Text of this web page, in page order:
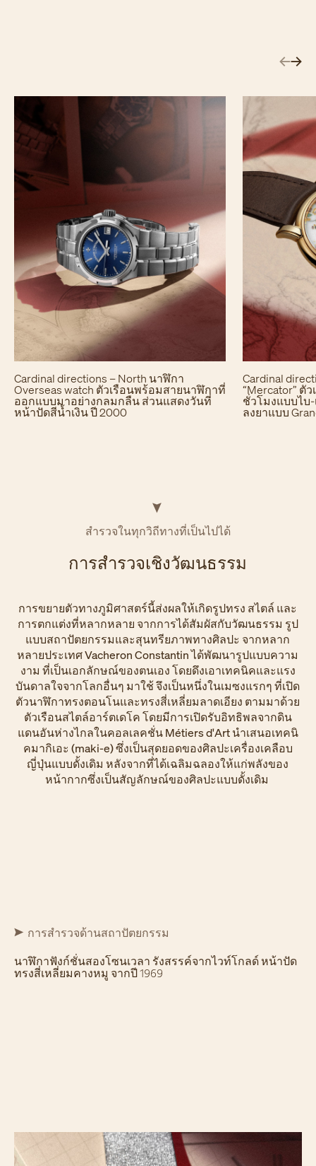
Cardinal directions – North นาฬิกา
Overseas watch ตัวเรือนพร้อมสายนาฬิกาที่
ออกแบบมาอย่างกลมกลืน ส่วนแสดงวันที่
หน้าปัดสีน้ำเงิน ปี 2000
Cardinal
“Mercator” ตั
ชั่วโมงแบบไบ
ลงยาแบบ
สำรวจในทุกวิถีทางที่เป็นไปได้
การสำรวจเชิงวัฒนธรรม
การขยายตัวทางภูมิศาสตร์นี้ส่งผลให้เกิดรูปทรง สไตล์ และ
การตกแต่งที่หลากหลาย จากการได้สัมผัสกับวัฒนธรรม รูป
แบบสถาปัตยกรรมและสุนทรียภาพทางศิลปะ จากหลาก
หลายประเทศ Vacheron Constantin ได้พัฒนารูปแบบความ
งาม ที่เป็นเอกลักษณ์ของตนเอง โดยดึงเอาเทคนิคและแรง
บันดาลใจจากโลกอื่นๆ มาใช้ จึงเป็นหนึ่งในเมซงแรกๆ ที่เปิด
ตัวนาฬิกาทรงตอนโนและทรงสี่เหลี่ยมลาดเอียง ตามมาด้วย
ตัวเรือนสไตล์อาร์ตเดโค โดยมีการเปิดรับอิทธิพลจากดิน
แดนอันห่างไกลในคอลเลคชั่น Métiers d'Art นำเสนอเทคนิ
คมากิเอะ (maki-e) ซึ่งเป็นสุดยอดของศิลปะเครื่องเคลือบ
ญี่ปุ่นแบบดั้งเดิม หลังจากที่ได้เฉลิมฉลองให้แก่พลังของ
หน้ากากซึ่งเป็นสัญลักษณ์ของศิลปะแบบดั้งเดิม ​
การสำรวจด้านสถาปัตยกรรม
นาฬิกาฟังก์ชั่นสองโซนเวลา รังสรรค์จากไวท์โกลด์ หน้าปัด
ทรงสี่เหลี่ยมคางหมู จากปี 1969